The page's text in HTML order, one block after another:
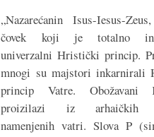
„Nazarećanin Isus-Iesus-
čovek koji je totalno
univerzalni Hristički princip.
mnogi su majstori inkarnirali
princip Vatre. Obožavani
proizilazi iz arhaičkih
namenjenih vatri. Slova P